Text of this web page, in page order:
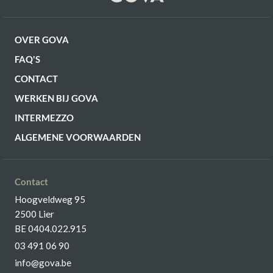
OVER GOVA
FAQ'S
CONTACT
WERKEN BIJ GOVA
INTERMEZZO
ALGEMENE VOORWAARDEN
Contact
Hoogveldweg 95
2500 Lier
BE 0404.022.915
03 491 06 90
info@gova.be